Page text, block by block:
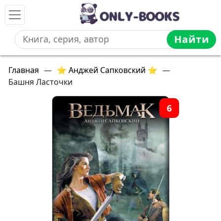
Найти
Главная — ⭐ Анджей Сапковский ⭐ —
Башня Ласточки
6